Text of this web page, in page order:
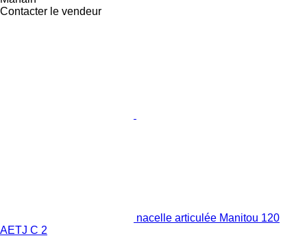
Contacter le vendeur
nacelle articulée Manitou 120
AETJ C 2